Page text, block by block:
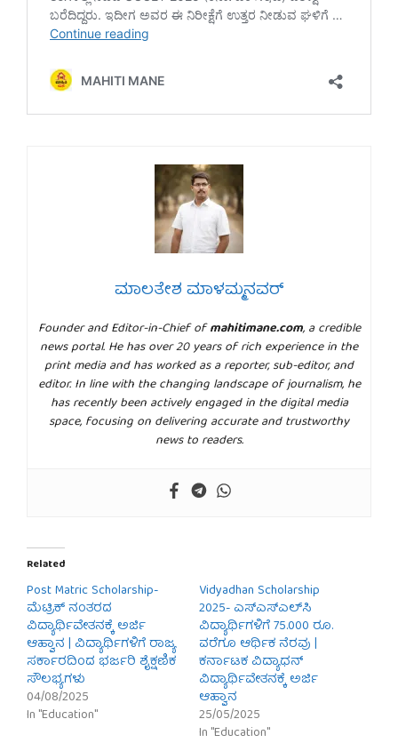
ಮಾಲತೇಶ ಮಾಳಮ್ಮನವರ್
Founder and Editor-in-Chief ofmahitimane.com, a credible
news portal. He has over 20 years of rich experience in the
print media and has worked as a reporter, sub-editor, and
editor. In line with the changing landscape of journalism, he
has recently been actively engaged in the digital media
space, focusing on delivering accurate and trustworthy
news to readers.
Related
Post Matric Scholarship-
ಮೆಟ್ರಿಕ್ ನಂತರದ
ವಿದ್ಯಾರ್ಥಿವೇತನಕ್ಕೆ ಅರ್ಜಿ
ಆಹ್ವಾನ | ವಿದ್ಯಾರ್ಥಿಗಳಿಗೆ ರಾಜ್ಯ
ಸರ್ಕಾರದಿಂದ ಭರ್ಜರಿ ಶೈಕ್ಷಣಿಕ
ಸೌಲಭ್ಯಗಳು
04/08/2025
In "Education"
Vidyadhan Scholarship
2025- ಎಸ್‌ಎಸ್‌ಎಲ್‌ಸಿ
ವಿದ್ಯಾರ್ಥಿಗಳಿಗೆ 75.000 ರೂ.
ವರೆಗೂ ಆರ್ಥಿಕ ನೆರವು |
ಕರ್ನಾಟಕ ವಿದ್ಯಾಧನ್
ವಿದ್ಯಾರ್ಥಿವೇತನಕ್ಕೆ ಅರ್ಜಿ
ಆಹ್ವಾನ
25/05/2025
In "Education"